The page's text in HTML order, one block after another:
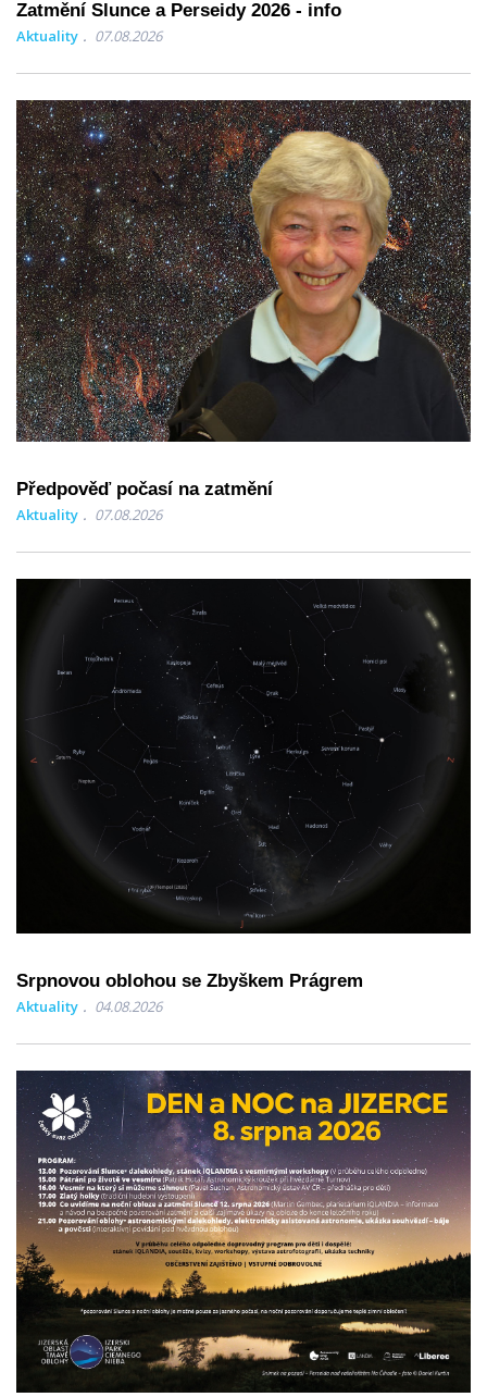
Zatmění Slunce a Perseidy 2026 - info
Aktuality 07.08.2026
Předpověď počasí na zatmění
Aktuality 07.08.2026
Srpnovou oblohou se Zbyškem Prágrem
Aktuality 04.08.2026